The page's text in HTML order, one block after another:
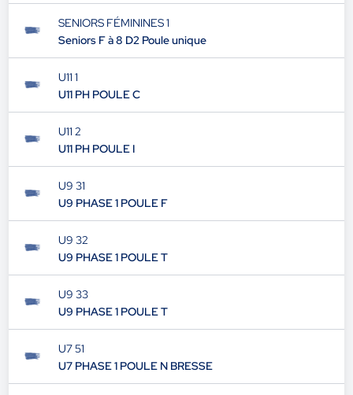
SENIORS FÉMININES 1
Seniors F à 8 D2 Poule unique
U11 1
U11 PH POULE C
U11 2
U11 PH POULE I
U9 31
U9 PHASE 1 POULE F
U9 32
U9 PHASE 1 POULE T
U9 33
U9 PHASE 1 POULE T
U7 51
U7 PHASE 1 POULE N BRESSE